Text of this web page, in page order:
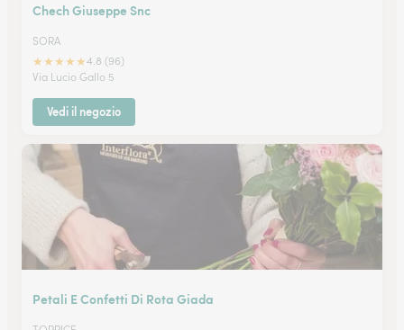
Chech Giuseppe Snc
SORA
★★★★★4.8 (96)
Via Lucio Gallo 5
Vedi il negozio
Petali E Confetti Di Rota Giada